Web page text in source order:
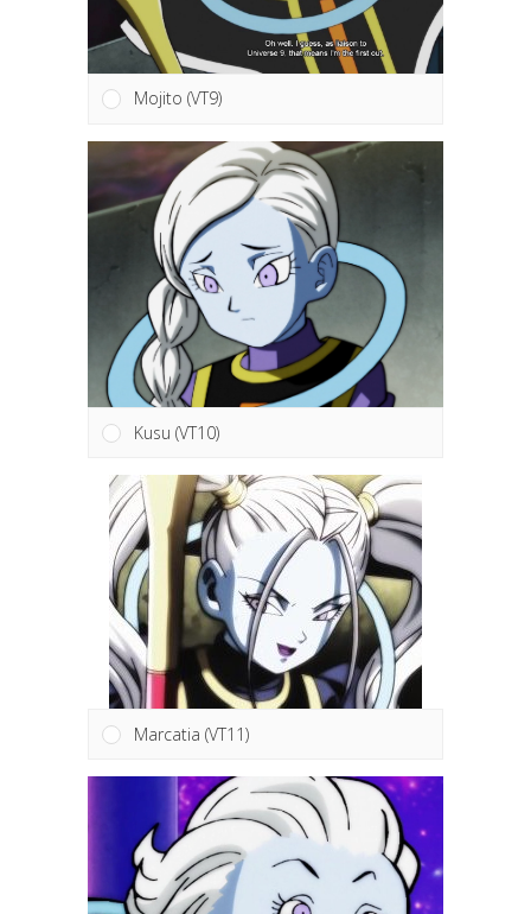
Mojito (VT9)
Kusu (VT10)
Marcatia (VT11)